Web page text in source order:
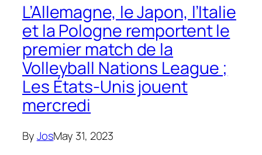
L’Allemagne, le Japon, l’Italie
et la Pologne remportent le
premier match de la
Volleyball Nations League ;
Les États-Unis jouent
mercredi
ByJosMay 31, 2023